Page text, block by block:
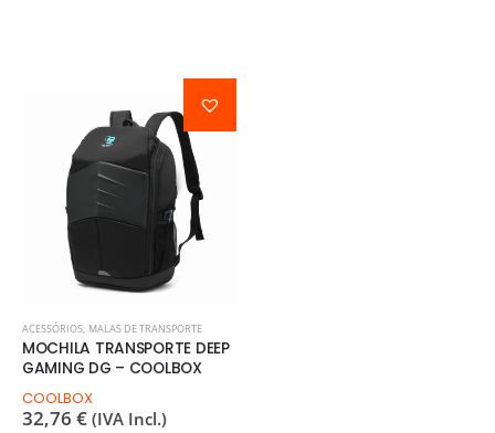
ACESSÓRIOS, MALAS DE TRANSPORTE
MOCHILA TRANSPORTE DEEP
GAMING DG – COOLBOX
COOLBOX
32,76 € (IVA Incl.)